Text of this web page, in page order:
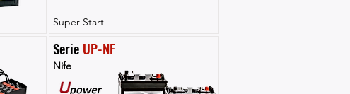
Super Start
Serie UP-NF
Nife